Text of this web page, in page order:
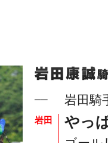
── 岩田騎
岩田 やっ